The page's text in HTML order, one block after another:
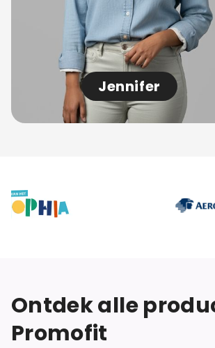
Jennifer
Ontdek alle
Promofit